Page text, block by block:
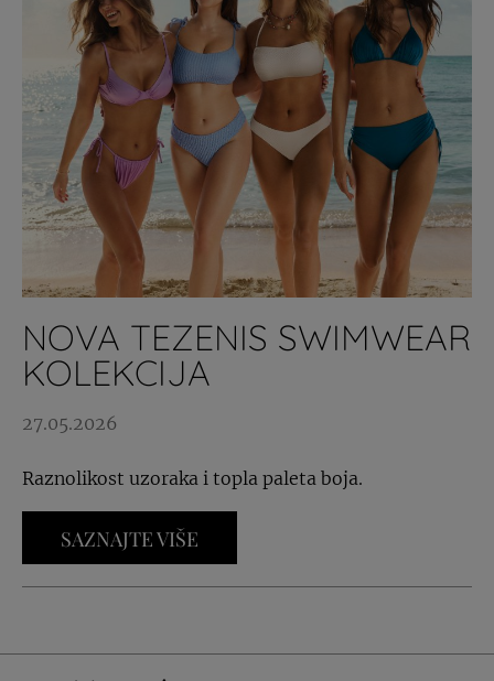
NOVA TEZENIS SWIMWEAR
KOLEKCIJA
27.05.2026
Raznolikost uzoraka i topla paleta boja.
SAZNAJTE VIŠE